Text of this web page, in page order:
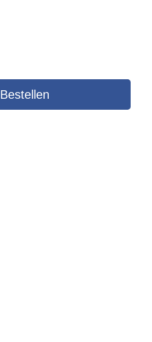
Bestellen